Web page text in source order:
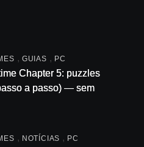
, GUIAS , PC
Chapter 5: puzzles
a passo) — sem
, NOTÍCIAS , PC